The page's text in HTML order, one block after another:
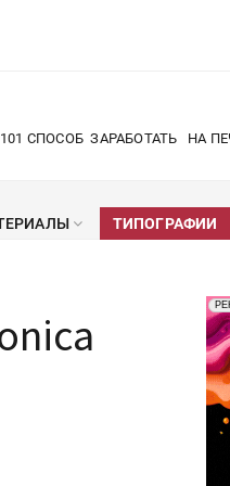
101 СПОСОБ ЗАРАБОТАТЬ НА
ТИПОГРАФИИ